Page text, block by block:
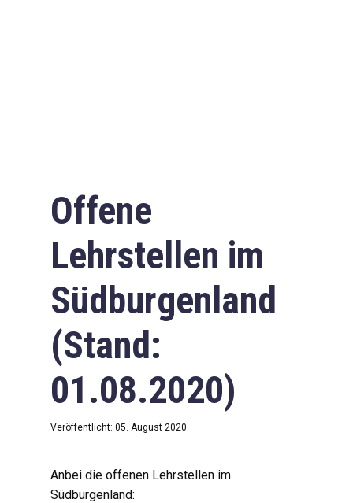
Offene
Lehrstellen im
Südburgenland
(Stand:
01.08.2020)
Veröffentlicht: 05. August 2020
Anbei die offenen Lehrstellen im
Südburgenland: